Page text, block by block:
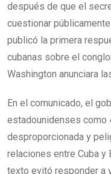
después de que el
cuestionar
publicó la primera
cubanas sobre el
Washington anunciara
En el comunicado, el
estadounidenses como
desproporcionada y
relaciones entre Cuba y
texto evitó responder a